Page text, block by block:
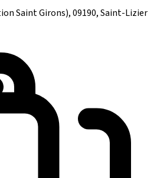
Saint Girons), 09190, Saint-Lizier